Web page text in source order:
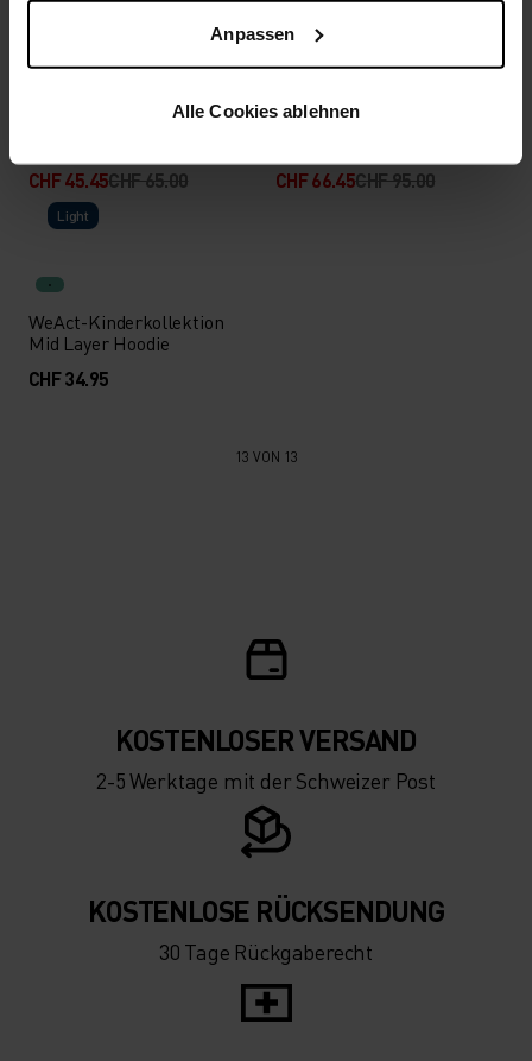
Anpassen
Alle Cookies ablehnen
Berra Kids Mid Layer Full-
CHF 45.45CHF 65.00
Espeland Merino 250
CHF 66.45CHF 95.00
Light
WeAct-Kinderkollektion
Mid Layer Hoodie
CHF 34.95
13 VON 13
KOSTENLOSER VERSAND
2-5 Werktage mit der Schweizer Post
KOSTENLOSE RÜCKSENDUNG
30 Tage Rückgaberecht